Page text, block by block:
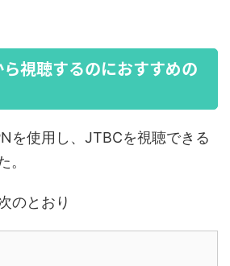
視聴するのにおすすめの
を使用し、JTBCを視聴できる
。
のとおり